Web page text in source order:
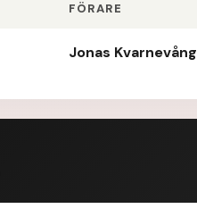
FÖRARE
Jonas Kvarnevång